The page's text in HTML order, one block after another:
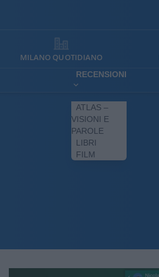
MILANO QUOTIDIANO
RECENSIONI
ATLAS –
VISIONI E
PAROLE
LIBRI
FILM